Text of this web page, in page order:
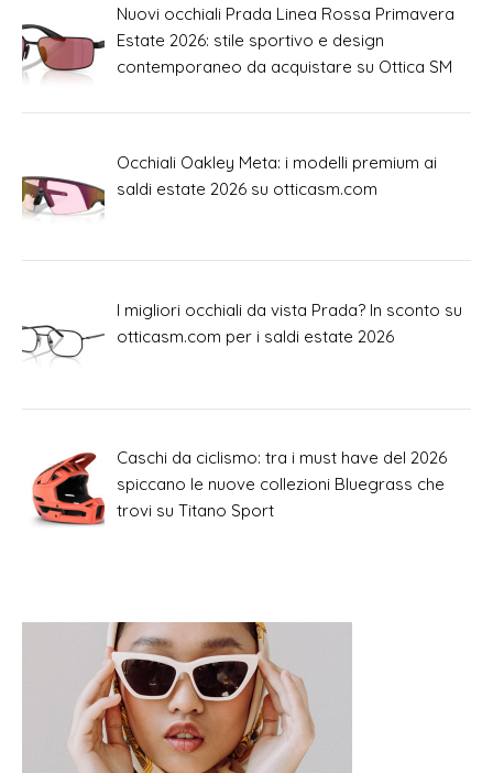
Nuovi occhiali Prada Linea Rossa Primavera
Estate 2026: stile sportivo e design
contemporaneo da acquistare su Ottica SM
Occhiali Oakley Meta: i modelli premium ai
saldi estate 2026 su otticasm.com
I migliori occhiali da vista Prada? In sconto su
otticasm.com per i saldi estate 2026
Caschi da ciclismo: tra i must have del 2026
spiccano le nuove collezioni Bluegrass che
trovi su Titano Sport